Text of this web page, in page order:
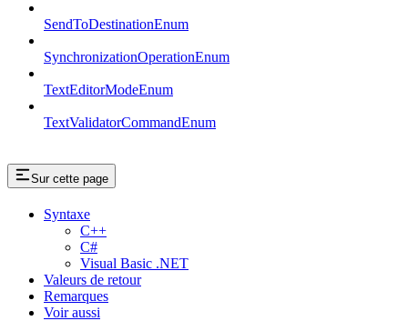
SendToDestinationEnum
SynchronizationOperationEnum
TextEditorModeEnum
TextValidatorCommandEnum
Sur cette page
Syntaxe
C++
C#
Visual Basic .NET
Valeurs de retour
Remarques
Voir aussi